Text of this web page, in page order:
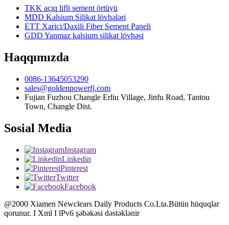
TKK açıq lifli sement örtüyü
MDD Kalsium Silikat lövhələri
ETT Xarici/Daxili Fiber Sement Paneli
GDD Yanmaz kalsium silikat lövhəsi
Haqqımızda
0086-13645053290
sales@goldenpowerfj.com
Fujian Fuzhou Changle Erliu Village, Jinfu Road, Tantou
Town, Changle Dist.
Sosial Media
Instagram
Linkedin
Pinterest
Twitter
Facebook
@2000 Xiamen Newclears Daily Products Co.Lta.Bütün hüquqlar
qorunur. I Xml I lPv6 şəbəkəsi dəstəklənir